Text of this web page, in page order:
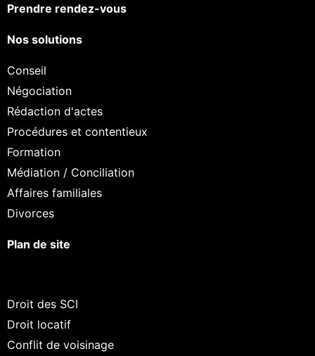
Prendre rendez-vous
Nos solutions
Conseil
Négociation
Rédaction d'actes
Procédures et contentieux
Formation
Médiation / Conciliation
Affaires familiales
Divorces
Plan de site
Droit des SCI
Droit locatif
Conflit de voisinage